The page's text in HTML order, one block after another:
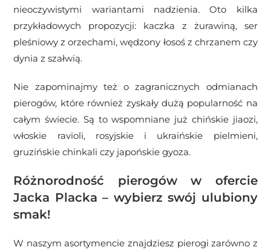
nieoczywistymi wariantami nadzienia. Oto kilka
przykładowych propozycji: kaczka z żurawiną, ser
pleśniowy z orzechami, wędzony łosoś z chrzanem czy
dynia z szałwią.
Nie zapominajmy też o zagranicznych odmianach
pierogów, które również zyskały dużą popularność na
całym świecie. Są to wspomniane już chińskie jiaozi,
włoskie ravioli, rosyjskie i ukraińskie pielmieni,
gruzińskie chinkali czy japońskie gyoza.
Różnorodność pierogów w ofercie
Jacka Placka – wybierz swój ulubiony
smak!
W naszym asortymencie znajdziesz pierogi zarówno z